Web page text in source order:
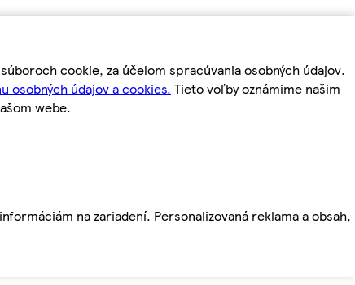
cookie, za účelom spracúvania osobných údajov.
osobných údajov a cookies. Tieto voľby oznámime našim
webe.
na zariadení. Personalizovaná reklama a obsah,